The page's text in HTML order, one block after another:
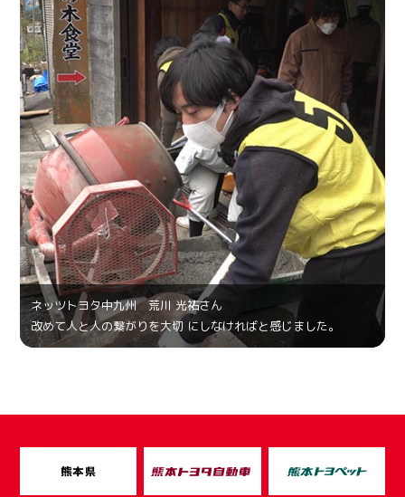
ネッツトヨタ中九州 荒川 光祐さん
改めて人と人の繋がりを大切 にしなければと感じました。